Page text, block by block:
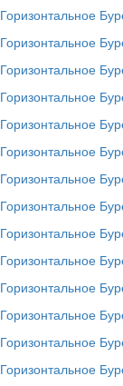
Горизонтальное
Горизонтальное
Горизонтальное
Горизонтальное
Горизонтальное
Горизонтальное
Горизонтальное
Горизонтальное
Горизонтальное
Горизонтальное
Горизонтальное
Горизонтальное
Горизонтальное
Горизонтальное